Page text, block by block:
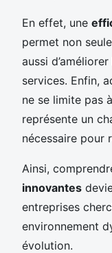
En effet, une
permet non
aussi
services. Enfin,
ne se limite pas
représente un
nécessaire pour
Ainsi,
innovantes
entreprises
environnement
évolution.